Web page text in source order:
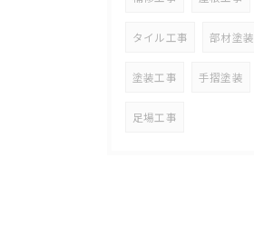
タイル工事 部材塗装
塗装工事 手摺塗装
足場工事